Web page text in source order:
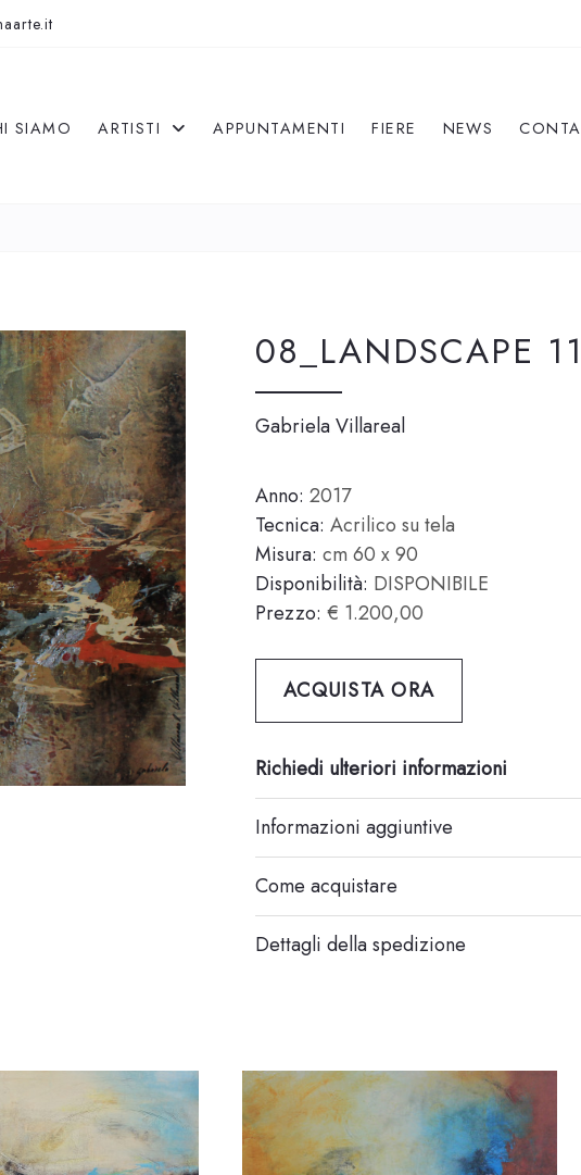
SIAMO ARTISTI APPUNTAMENTI FIERE NEWS
08_LANDSCAPE 11
Gabriela Villareal
Anno: 2017
Tecnica: Acrilico su tela
Misura: cm 60 x 90
Disponibilità: DISPONIBILE
Prezzo: € 1.200,00
ACQUISTA ORA
Richiedi ulteriori informazioni
Informazioni aggiuntive
Come acquistare
Dettagli della spedizione